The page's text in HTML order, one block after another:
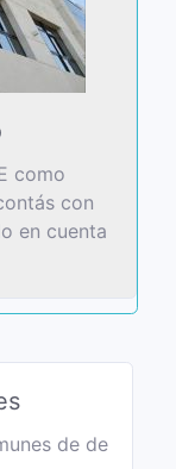
como
con
en cuenta
de de